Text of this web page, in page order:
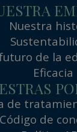
Nuestra
de la
Eficacia
de
Código de